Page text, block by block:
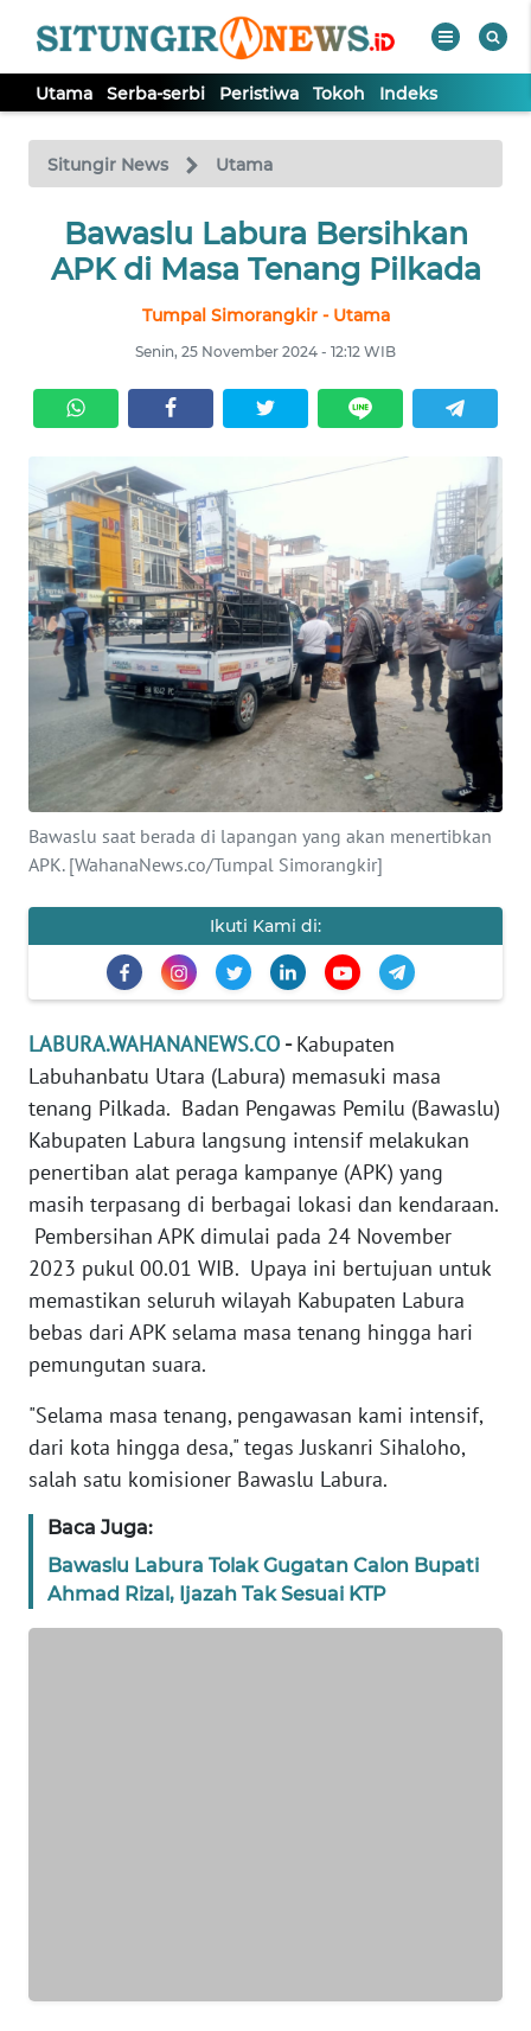
Utama Serba-serbi Peristiwa Tokoh Indeks
Situngir News Utama
Bawaslu Labura Bersihkan
APK di Masa Tenang Pilkada
Tumpal Simorangkir - Utama
Senin, 25 November 2024 - 12:12 WIB
Bawaslu saat berada di lapangan yang akan menertibkan
APK. [WahanaNews.co/Tumpal Simorangkir]
Ikuti Kami di:
LABURA.WAHANANEWS.CO -Kabupaten
Labuhanbatu Utara (Labura) memasuki masa
tenang Pilkada. Badan Pengawas Pemilu (Bawaslu)
Kabupaten Labura langsung intensif melakukan
penertiban alat peraga kampanye (APK) yang
masih terpasang di berbagai lokasi dan kendaraan.
Pembersihan APK dimulai pada 24 November
2023 pukul 00.01 WIB. Upaya ini bertujuan untuk
memastikan seluruh wilayah Kabupaten Labura
bebas dari APK selama masa tenang hingga hari
pemungutan suara.
"Selama masa tenang, pengawasan kami intensif,
dari kota hingga desa," tegas Juskanri Sihaloho,
salah satu komisioner Bawaslu Labura.
Baca Juga:
Bawaslu Labura Tolak Gugatan Calon Bupati
Ahmad Rizal, Ijazah Tak Sesuai KTP
TV
Tutup
UTAMA
PERISTIWA
TOKOH
Informasi
INDEKS
BERITA
KONTAK
KAMI
IKLAN
TENTANG
KAMI
MEDIA
REDAKSI
DISCLAIMER
News
Regional
WN
WN
JAKARTA
JABAR
WN